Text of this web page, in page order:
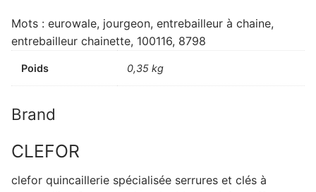
Mots : eurowale, jourgeon, entrebailleur à chaine,
entrebailleur chainette, 100116, 8798
Poids 0,35 kg
Brand
CLEFOR
clefor quincaillerie spécialisée serrures et clés à